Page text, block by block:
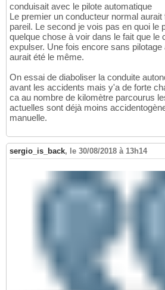
conduisait avec le pilote automatique
Le premier un conducteur normal
pareil. Le second je vois pas en quoi le
quelque chose à voir dans le fait que le
expulser. Une fois encore sans
aurait été le même.
On essai de diaboliser la conduite
avant les accidents mais y'a de forte
ca au nombre de kilomètre parcourus
actuelles sont déjà moins
manuelle.
sergio_is_back, le 30/08/2018 à 13h14